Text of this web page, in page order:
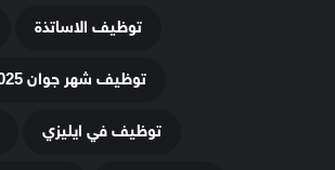
توظيف الاساتذة
توظيف شهر جوان 2025
توظيف في ايليزي